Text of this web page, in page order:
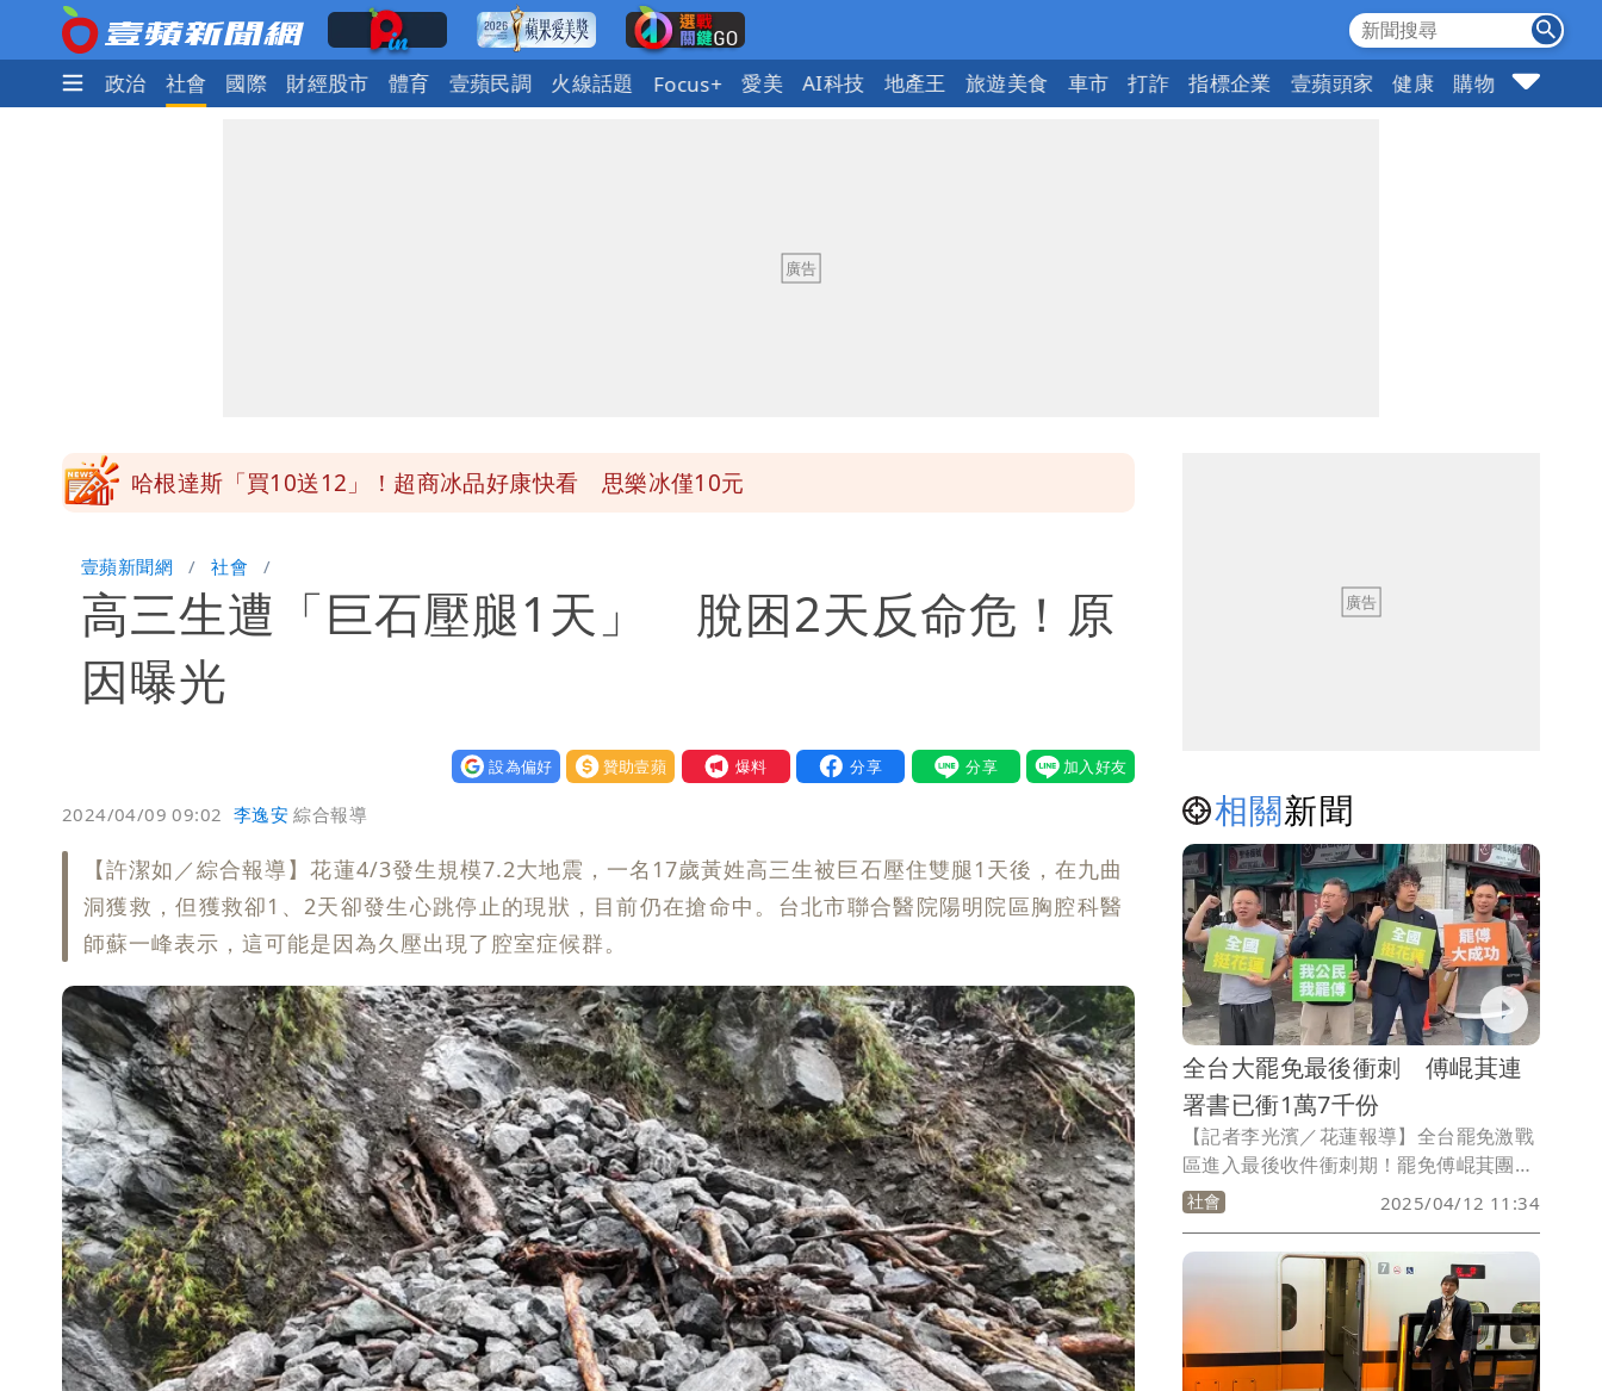
生活 政治 社會 國際 財經股市 體育 壹蘋民調 火線話題 Focus+ 愛美 AI科技 地產王 旅遊美食 車市 打詐 指標企業 壹蘋頭家 健康 購物 女神
哈根達斯「買10送12」！超商冰品好康快看 思樂冰僅10元
比政府還有愛！台灣暖捐熊本「1物資」日人讚爆：乾脆給台灣統治
這次真的不一樣？南亞科砸3466億拚先進製程 挑戰擴產魔咒
獨家｜蕭敬騰「渡邉」日料店慘遇惡房東！漲租→續約前翻臉→存證信逼遷 Summer火大（壹蘋
廉航新規「頭頂置物櫃收費」 網崩潰：上廁所多少？
白海豚路徑變了！專家：離台又更近 暴風圈逼近岸處
3資深房仲遭聲押禁見！士院裁定全交保＋限居
UNIQLO涼感衣不涼？店員揭「洗標編號」藏玄機
國家隊戰績！投資報酬率飆81％ 台積電一檔狂賺76億
賴清德「總統級嘲諷」嗆爆盧秀燕！8年總帳一次掀翻
70歲姜厚任攜小2輪女友現身！交往原因超Man
駐英台北代表處徵助理 薪資99K！工作內容讓人看傻
白海豚明恐海警！全台大雨3天「這區下到紫爆」
壹蘋新聞網 社會
高三生遭「巨石壓腿1天」 脫困2天反命危！原
因曝光
設為偏好 贊助壹蘋 我要爆料
2024/04/09 09:02 李逸安 綜合報導
【許潔如／綜合報導】花蓮4/3發生規模7.2大地震，一名17歲黃姓高三生被巨石壓住雙腿1天後，在九曲
洞獲救，但獲救卻1、2天卻發生心跳停止的現狀，目前仍在搶命中。台北市聯合醫院陽明院區胸腔科醫
師蘇一峰表示，這可能是因為久壓出現了腔室症候群。
相關新聞
全台大罷免最後衝刺 傅崐萁連
署書已衝1萬7千份
【記者李光濱／花蓮報導】全台罷免激戰
區進入最後收件衝刺期！罷免傅崐萁團體
微光花蓮公布，已收到17000份連署書，
距離達標門檻尚需2000多份。民進黨立委
沈伯洋今（12日）在花蓮市重慶市場進行
徒步掃街搜集連署書，高喊「罷免大成
功，就差你一份」，果然吸引不少民眾停
下腳步現場連署。
社會 2025/04/12 11:34